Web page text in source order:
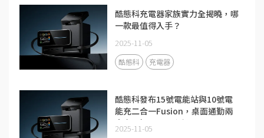
酷態科充電器家族實力全揭曉，哪
一款最值得入手？
2025-11-05
酷態科 充電器
酷態科發布15號電能站與10號電
能充二合一Fusion，桌面通勤兩
大充電場景全面升級
2025-11-05